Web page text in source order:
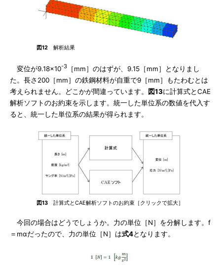
図12 解析結果
変位が9.18×10-3 ［mm］のはずが、9.15［mm］となりまし
た。長さ200［mm］の鉄鋼材料が自重で9［mm］もたわむとは
考えられません。どこかが間違っています。
図13に計算式とCAE
解析ソフトのお約束を示します。統一した単位系の数値を代入す
ると、統一した単位系の結果が得られます。
図13 計算式とCAE解析ソフトのお約束［クリックで拡大］
今回の場合はどうでしょうか。力の単位［N］を分解します。f
＝mαだったので、力の単位［N］は式4となります。